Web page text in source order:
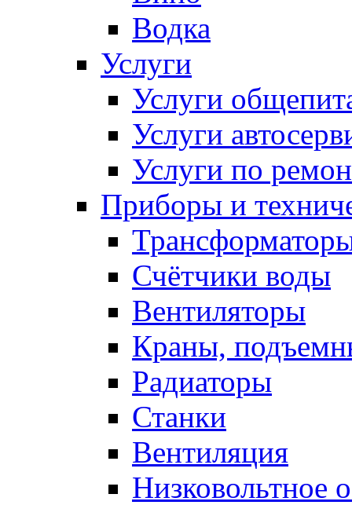
Водка
Услуги
Услуги
Услуги
Услуги по
Приборы и
Счётчики воды
Вентиляторы
Краны,
Радиаторы
Станки
Вентиляция
Низковольтное